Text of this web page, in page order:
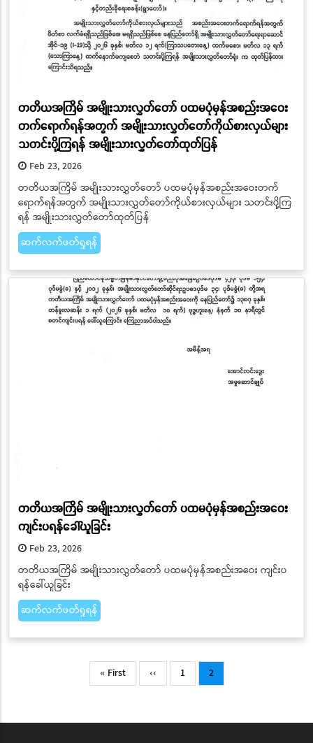
တတိယအကြိမ် အမျိုးသားလွှတ်တော် ပထမပုံမှန်အစည်းအဝေး
တက်ရောက်ရန်အတွက် အမျိုးသားလွှတ်တော်ကိုယ်စားလှယ်များ
သတင်းပို့ကြရန် အမျိုးသားလွှတ်တော်ထုတ်ပြန်
Feb 23, 2026
တတိယအကြိမ် အမျိုးသားလွှတ်တော် ပထမပုံမှန်အစည်းအဝေးတက်
ရောက်ရန်အတွက် အမျိုးသားလွှတ်တော်ကိုယ်စားလှယ်များ သတင်းပို့ကြ
ရန် အမျိုးသားလွှတ်တော်ထုတ်ပြန်
ဆက်လက်ဖတ်ရှုရန်
တတိယအကြိမ် အမျိုးသားလွှတ်တော် ပထမပုံမှန်အစည်းအဝေး
ကျင်းပရန်ခေါ်ယူခြင်း
Feb 23, 2026
တတိယအကြိမ် အမျိုးသားလွှတ်တော် ပထမပုံမှန်အစည်းအဝေး ကျင်းပ
ရန်ခေါ်ယူခြင်း
ဆက်လက်ဖတ်ရှုရန်
First
page
« First
Previous
page
‹‹ Page
1
Current
page
2